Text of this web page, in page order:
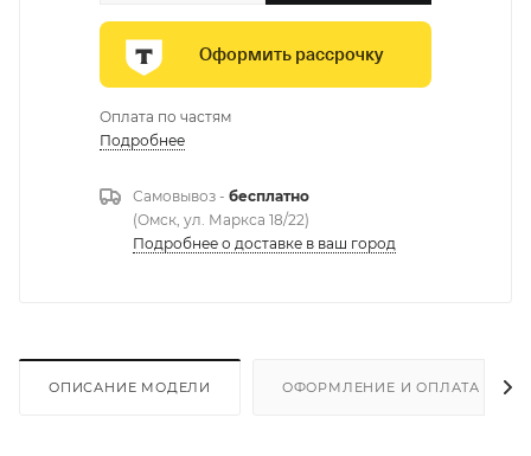
Оформить рассрочку
Оплата по частям
Подробнее
Самовывоз - бесплатно
(Омск, ул. Маркса 18/22)
Подробнее о доставке в ваш город
ОПИСАНИЕ МОДЕЛИ ОФОРМЛЕНИЕ И ОПЛАТА